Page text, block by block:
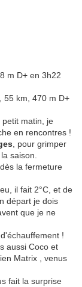
m D+ en 3h22
55 km, 470 m D+
petit matin, je
en rencontres !
, pour grimper
saison.
la fermeture
il fait 2°C, et de
départ je dois
que je ne
!
aussi Coco et
Matrix , venus
fait la surprise